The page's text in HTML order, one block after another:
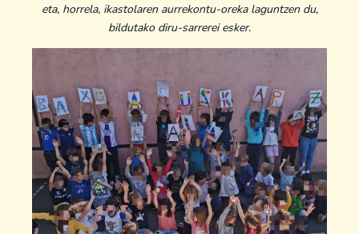
eta, horrela, ikastolaren aurrekontu-oreka laguntzen du,
bildutako diru-sarrerei esker.